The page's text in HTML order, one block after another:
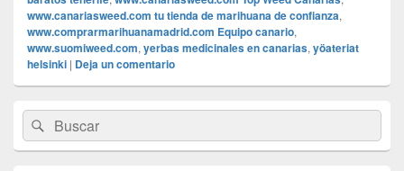
www.canariasweed.com tu tienda de marihuana de confianza,
www.comprarmarihuanamadrid.com Equipo canario,
www.suomiweed.com, yerbas medicinales en canarias, yöateriat
helsinki | Deja un comentario
área
de
widget
Buscar
por:
Buscar